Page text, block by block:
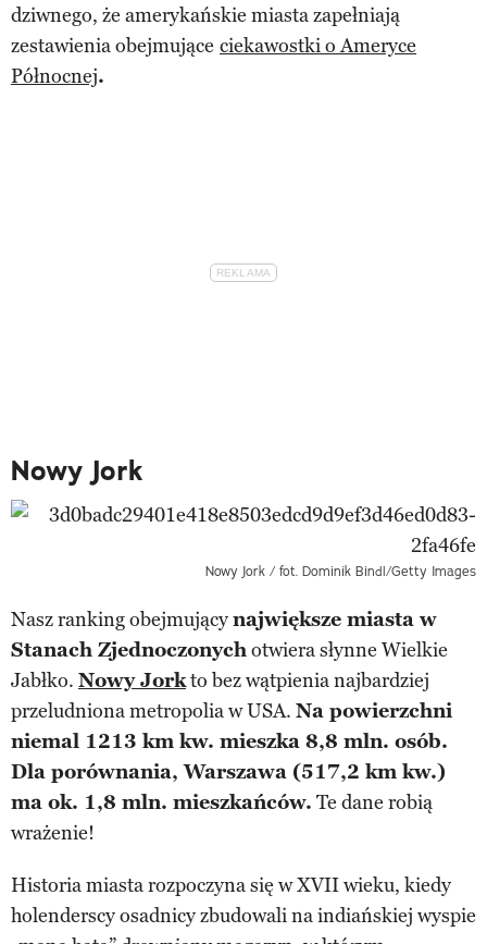
dziwnego, że amerykańskie miasta zapełniają
zestawienia obejmujące ciekawostki o Ameryce
Północnej.
Nowy Jork
Nowy Jork / fot. Dominik Bindl/Getty Images
Nasz ranking obejmującynajwiększe miasta w
Stanach Zjednoczonychotwiera słynne Wielkie
Jabłko. Nowy Jorkto bez wątpienia najbardziej
przeludniona metropolia w USA. Na powierzchni
niemal 1213 km kw. mieszka 8,8 mln. osób.
Dla porównania, Warszawa (517,2 km kw.)
ma ok. 1,8 mln. mieszkańców. Te dane robią
wrażenie!
Historia miasta rozpoczyna się w XVII wieku, kiedy
holenderscy osadnicy zbudowali na indiańskiej wyspie